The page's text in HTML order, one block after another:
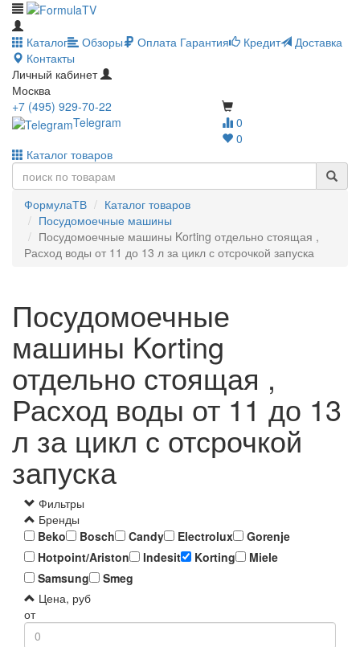
Каталог Обзоры Оплата Гарантия Кредит
Доставка
Контакты
Личный кабинет
Москва
0
0
+7 (495) 929-70-22
Telegram
Каталог товаров
ФормулаТВ
Каталог товаров
Посудомоечные машины
Посудомоечные машины Korting отдельно стоящая ,
Расход воды от 11 до 13 л за цикл с отсрочкой запуска
Посудомоечные
машины Korting
отдельно стоящая ,
Расход воды от 11 до 13
л за цикл с отсрочкой
запуска
Фильтры
Бренды
Beko
Bosch Candy Electrolux
Gorenje
Hotpoint/Ariston
Indesit Korting
Miele
Samsung
Smeg
Цена, руб
от